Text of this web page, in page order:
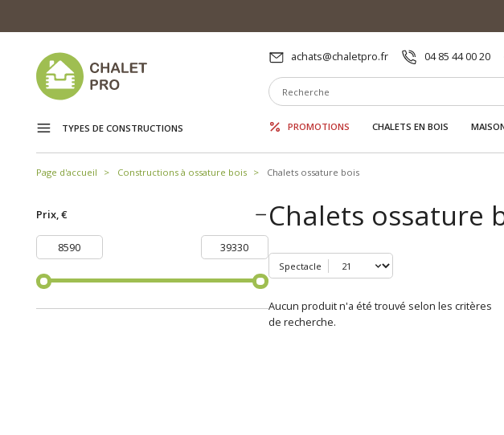
achats@chaletpro.fr 04 85 44 00 20
TYPES DE CONSTRUCTIONS PROMOTIONS CHALETS EN BOIS
Page d'accueil Constructions à ossature bois Chalets ossature bois
Prix, € Chalets ossature
Spectacle
Aucun produit n'a été trouvé selon les critères
de recherche.